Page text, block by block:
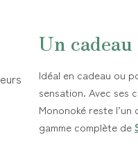
Un
Idéal en cadeau ou
sensation. Avec ses
Mononoké reste
gamme complète de